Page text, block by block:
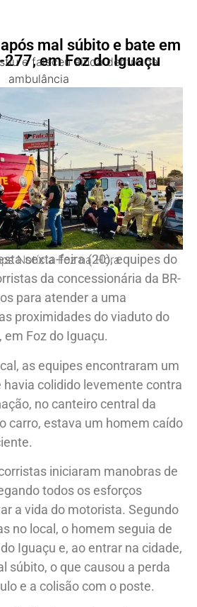
mal súbito e bate em
277, em Foz do Iguaçu
e faleceu ainda dentro da
ambulância
Notícia Foz na Hora
sexta-feira (20), equipes do
da concessionária da BR-
para atender a uma
proximidades do viaduto do
em Foz do Iguaçu.
as equipes encontraram um
havia colidido levemente contra
no canteiro central da
carro, estava um homem caído
iniciaram manobras de
todos os esforços
a vida do motorista. Segundo
no local, o homem seguia de
Iguaçu e, ao entrar na cidade,
súbito, o que causou a perda
e a colisão com o poste.